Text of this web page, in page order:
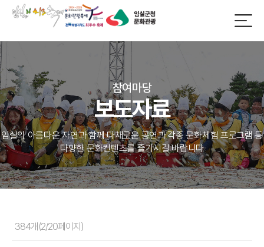
참여마당
보도자료
임실의 아름다운 자연과 함께 다채로운 공연과 각종 문화체험 프로그램 등
다양한 문화컨텐츠를 즐기시길 바랍니다
384개(2/20페이지)